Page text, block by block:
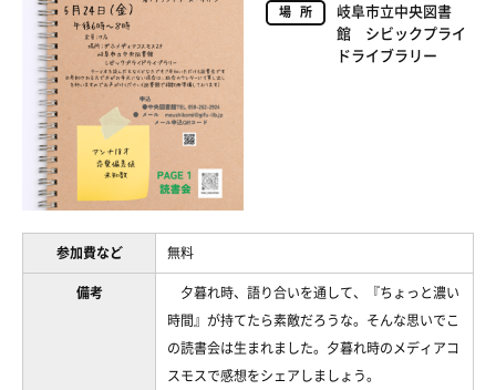
場所
岐阜市立中央図書
館 シビックプライ
ドライブラリー
参加費など 無料
備考
夕暮れ時、語り合いを通して、『ちょっと濃い
時間』が持てたら素敵だろうな。そんな思いでこ
の読書会は生まれました。夕暮れ時のメディアコ
スモスで感想をシェアしましょう。